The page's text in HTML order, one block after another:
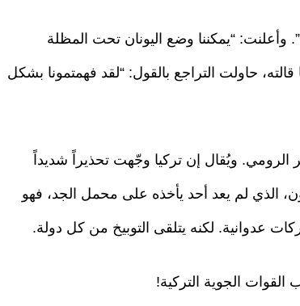
وأعلنت: “يمكننا وضع اليونان تحت المظلة
حاولت التراجع بالقول: “لقد فهمتمونا بشكل
ويُقال إن تركيا وجّهت تحذيراً شديداً
الذي لم يعد أحد يأخذه على محمل الجد، فهو
عدوانية. لكنه يتلقى التوبيخ من كل دولة.
الجوية التركية!